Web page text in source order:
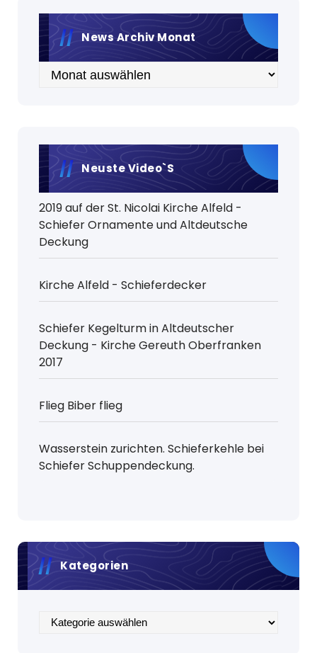
News Archiv Monat
Archiv
Neuste Video`s
2019 auf der St. Nicolai Kirche Alfeld -
Schiefer Ornamente und Altdeutsche
Deckung
Kirche Alfeld - Schieferdecker
Schiefer Kegelturm in Altdeutscher
Deckung - Kirche Gereuth Oberfranken
2017
Flieg Biber flieg
Wasserstein zurichten. Schieferkehle bei
Schiefer Schuppendeckung.
Kategorien
Kategorien